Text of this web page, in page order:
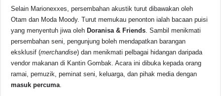
Selain Marionexxes, persembahan akustik turut dibawakan oleh
Otam dan Moda Moody. Turut memukau penonton ialah bacaan puisi
yang menyentuh jiwa oleh Doranisa & Friends. Sambil menikmati
persembahan seni, pengunjung boleh mendapatkan barangan
eksklusif (merchandise) dan menikmati pelbagai hidangan daripada
vendor makanan di Kantin Gombak. Acara ini dibuka kepada orang
ramai, pemuzik, peminat seni, keluarga, dan pihak media dengan
masuk percuma.